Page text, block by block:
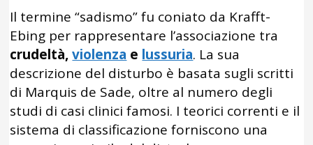
Il termine “sadismo” fu coniato da Krafft-
Ebing per rappresentare l’associazione tra
crudeltà,violenza e lussuria. La sua
descrizione del disturbo è basata sugli scritti
di Marquis de Sade, oltre al numero degli
studi di casi clinici famosi. I teorici correnti e il
sistema di classificazione forniscono una